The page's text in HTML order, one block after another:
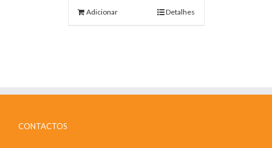
Adicionar Detalhes
CONTACTOS